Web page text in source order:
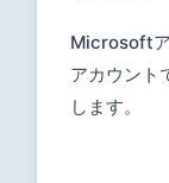
Microsoft
アカウント
します。